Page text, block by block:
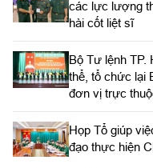
các lực lượng
hài cốt liệt sĩ
Bộ Tư lệnh TP.
thể, tổ chức lại
đơn vị trực
Họp Tổ giúp
đạo thực hiện